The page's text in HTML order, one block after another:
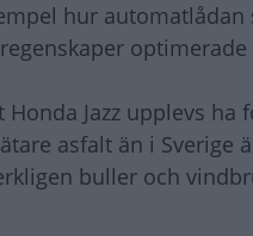
hur automatlådan
optimerade
Jazz upplevs ha
asfalt än i
buller och